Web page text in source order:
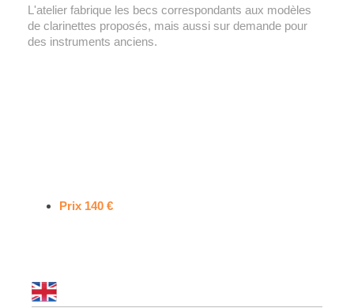
L'atelier fabrique les becs correspondants aux modèles
de clarinettes proposés, mais aussi sur demande pour
des instruments anciens.
Prix 140 €